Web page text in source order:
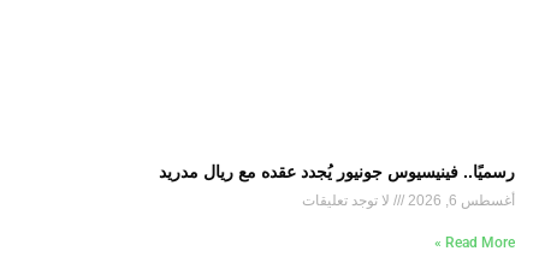
رسميًا.. فينيسيوس جونيور يُجدد عقده مع ريال مدريد
أغسطس 6, 2026 لا توجد تعليقات
Read More »